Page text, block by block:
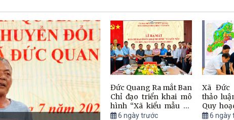
Đức Quang Ra mắt Ban
Chỉ đạo triển khai mô
hình “Xã kiểu mẫu có
100% người dân tham
6 ngày trước
Xã Đức
thảo
Quy
năm
6 ngày